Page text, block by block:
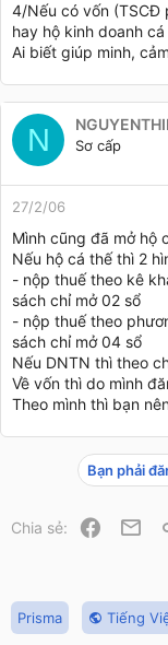
4/Nếu có vốn (TSCĐ
hay hộ kinh doanh
Ai biết giúp minh,
N Sơ cấp
27/2/06
Mình cũng đã mở hộ
Nếu hộ cá thế thì 2
- nộp thuế theo kê
sách chỉ mở 02 sổ
- nộp thuế theo
sách chỉ mở 04 sổ
Nếu DNTN thì theo
Về vốn thì do mình
Theo mình thì bạn
Bạn phải
Chia sẻ:
Prisma
Tiếng